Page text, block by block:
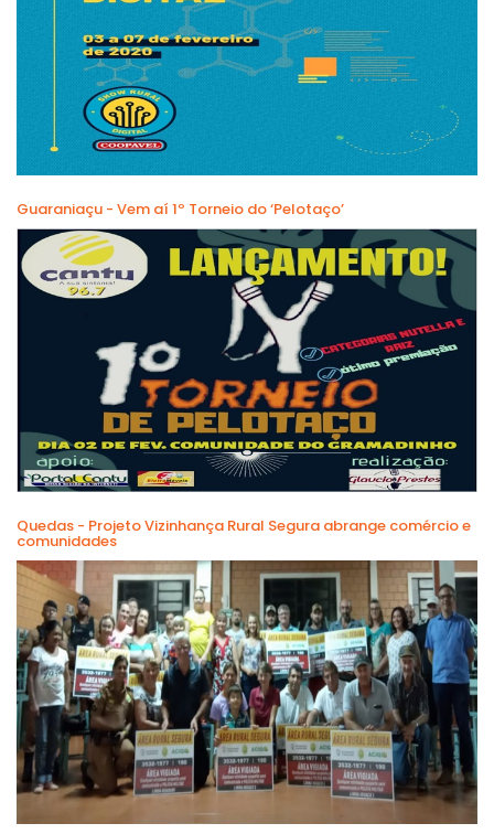
Guaraniaçu - Vem aí 1º Torneio do ‘Pelotaço’
Quedas - Projeto Vizinhança Rural Segura abrange comércio e
comunidades